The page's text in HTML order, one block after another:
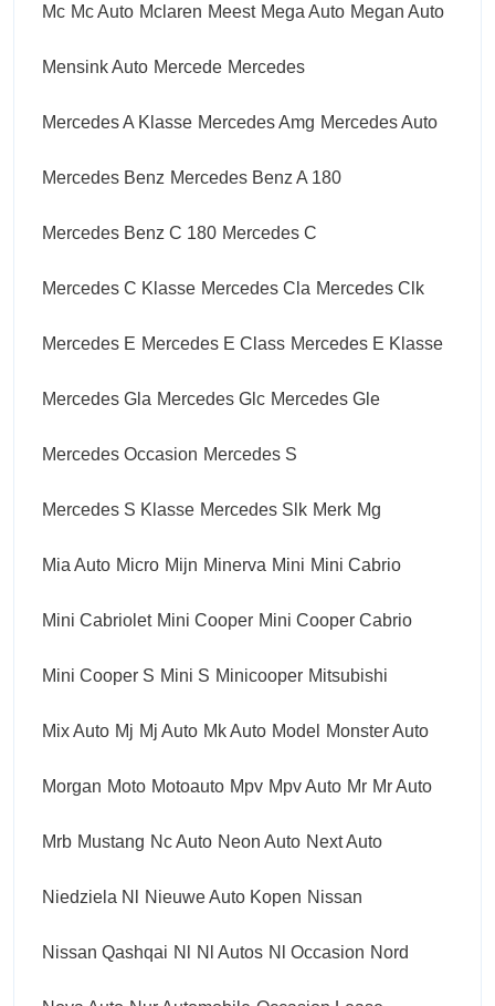
Mc Mc Auto Mclaren Meest Mega Auto Megan Auto
Mensink Auto Mercede Mercedes
Mercedes A Klasse Mercedes Amg Mercedes Auto
Mercedes Benz Mercedes Benz A 180
Mercedes Benz C 180 Mercedes C
Mercedes C Klasse Mercedes Cla Mercedes Clk
Mercedes E Mercedes E Class Mercedes E Klasse
Mercedes Gla Mercedes Glc Mercedes Gle
Mercedes Occasion Mercedes S
Mercedes S Klasse Mercedes Slk Merk Mg
Mia Auto Micro Mijn Minerva Mini Mini Cabrio
Mini Cabriolet Mini Cooper Mini Cooper Cabrio
Mini Cooper S Mini S Minicooper Mitsubishi
Mix Auto Mj Mj Auto Mk Auto Model Monster Auto
Morgan Moto Motoauto Mpv Mpv Auto Mr Mr Auto
Mrb Mustang Nc Auto Neon Auto Next Auto
Niedziela Nl Nieuwe Auto Kopen Nissan
Nissan Qashqai Nl Nl Autos Nl Occasion Nord